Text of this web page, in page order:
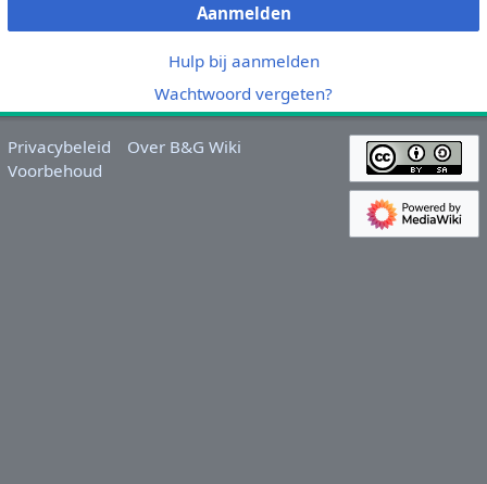
Aanmelden
Hulp bij aanmelden
Wachtwoord vergeten?
Privacybeleid
Over B&G Wiki
Voorbehoud